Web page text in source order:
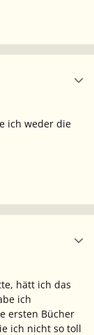
ich weder die
hätt ich das
ich
ersten Bücher
ich nicht so toll